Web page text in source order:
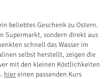
beliebtes Geschenk zu Ostern.
Supermarkt, sondern direkt aus
schnell das Wasser im
selbst herstellt, zeigen die
mit den kleinen Köstlichkeiten
hiereinen passenden Kurs